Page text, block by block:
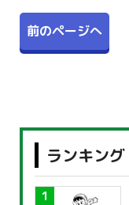
前のページへ
ランキング